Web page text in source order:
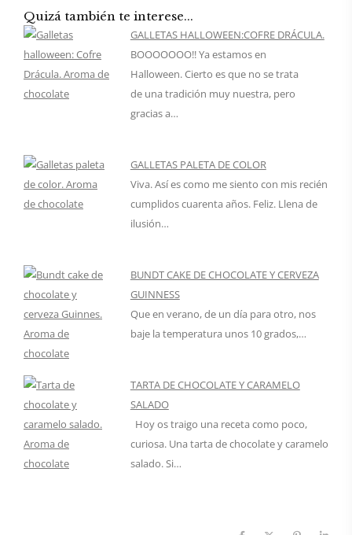
Quizá también te interese...
GALLETAS HALLOWEEN:COFRE DRÁCULA.
BOOOOOOO!! Ya estamos en
Halloween. Cierto es que no se trata
de una tradición muy nuestra, pero
gracias a…
GALLETAS PALETA DE COLOR
Viva. Así es como me siento con mis recién
cumplidos cuarenta años. Feliz. Llena de
ilusión…
BUNDT CAKE DE CHOCOLATE Y CERVEZA
GUINNESS
Que en verano, de un día para otro, nos
baje la temperatura unos 10 grados,…
TARTA DE CHOCOLATE Y CARAMELO
SALADO
Hoy os traigo una receta como poco,
curiosa. Una tarta de chocolate y caramelo
salado. Si…